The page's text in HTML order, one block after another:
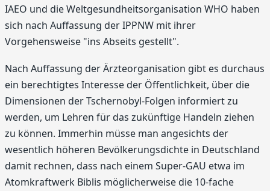
IAEO und die Weltgesundheitsorganisation WHO haben
sich nach Auffassung der IPPNW mit ihrer
Vorgehensweise "ins Abseits gestellt".
Nach Auffassung der Ärzteorganisation gibt es durchaus
ein berechtigtes Interesse der Öffentlichkeit, über die
Dimensionen der Tschernobyl-Folgen informiert zu
werden, um Lehren für das zukünftige Handeln ziehen
zu können. Immerhin müsse man angesichts der
wesentlich höheren Bevölkerungsdichte in Deutschland
damit rechnen, dass nach einem Super-GAU etwa im
Atomkraftwerk Biblis möglicherweise die 10-fache